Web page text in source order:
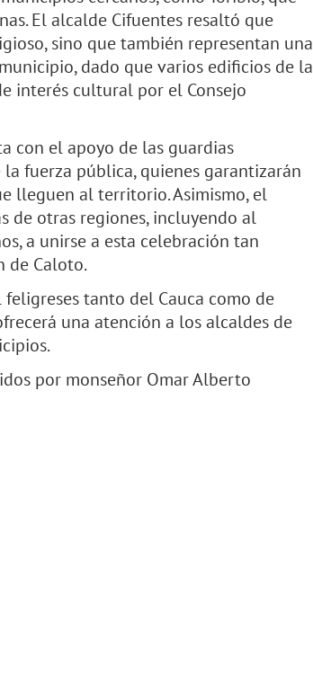
El alcalde Cifuentes resaltó que
sino que también representan una
dado que varios edificios de la
interés cultural por el Consejo
con el apoyo de las guardias
fuerza pública, quienes garantizarán
lleguen al territorio. Asimismo, el
de otras regiones, incluyendo al
a unirse a esta celebración tan
de Caloto.
tanto del Cauca como de
una atención a los alcaldes de
por monseñor Omar Alberto